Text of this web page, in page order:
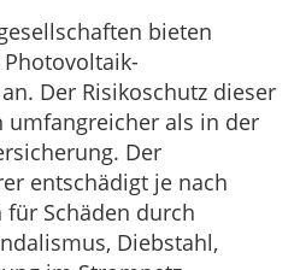
bieten
Der Risikoschutz dieser
umfangreicher als in der
Der
entschädigt je nach
Schäden durch
Diebstahl,